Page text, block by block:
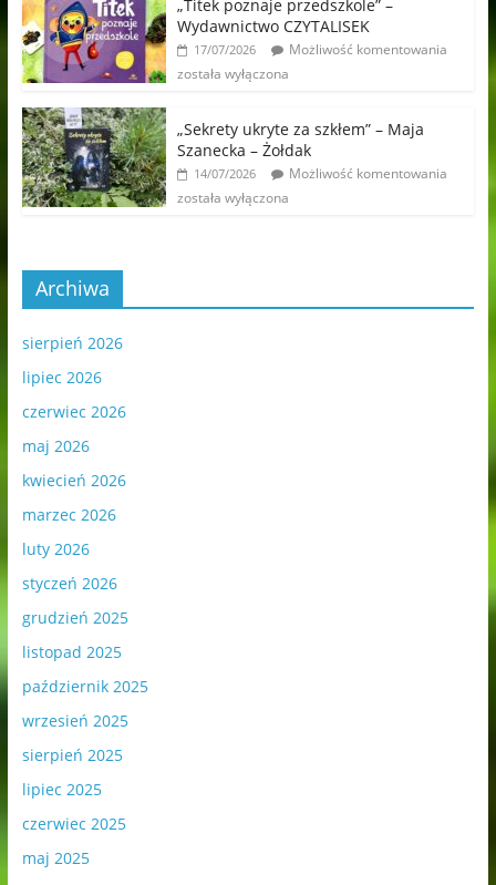
„Titek poznaje przedszkole” –
Wydawnictwo CZYTALISEK
17/07/2026
Możliwość komentowania
została wyłączona
„Sekrety ukryte za szkłem” – Maja
Szanecka – Żołdak
14/07/2026
Możliwość komentowania
została wyłączona
Archiwa
sierpień 2026
lipiec 2026
czerwiec 2026
maj 2026
kwiecień 2026
marzec 2026
luty 2026
styczeń 2026
grudzień 2025
listopad 2025
październik 2025
wrzesień 2025
sierpień 2025
lipiec 2025
czerwiec 2025
maj 2025